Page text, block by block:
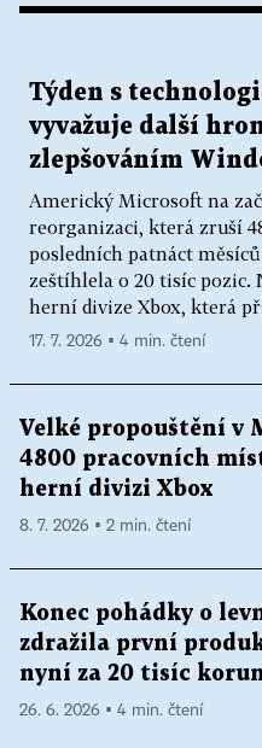
Týden s
vyvažuje další
zlepšováním
Americký Microsoft na
reorganizaci, která zruší
posledních patnáct
zeštíhlela o 20 tisíc pozic.
herní divize Xbox, která
17. 7. 2026 ▪ 4 min. čtení
Velké propouštění v
4800 pracovních
herní divizi Xbox
8. 7. 2026 ▪ 2 min. čtení
Konec pohádky o
zdražila první
nyní za 20 tisíc
26. 6. 2026 ▪ 4 min. čtení